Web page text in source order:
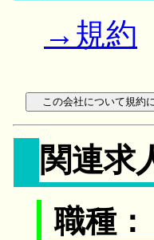
→規約
関連求
職種